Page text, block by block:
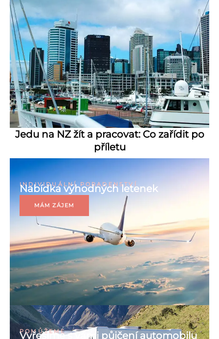
Jedu na NZ žít a pracovat: Co zařídit po
příletu
INDIVIDUÁLNÍ PORADENSTVÍ
Nabídka výhodných letenek
MÁM ZÁJEM
POMŮŽEME
Vyřešíme s vámi půjčení automobilu